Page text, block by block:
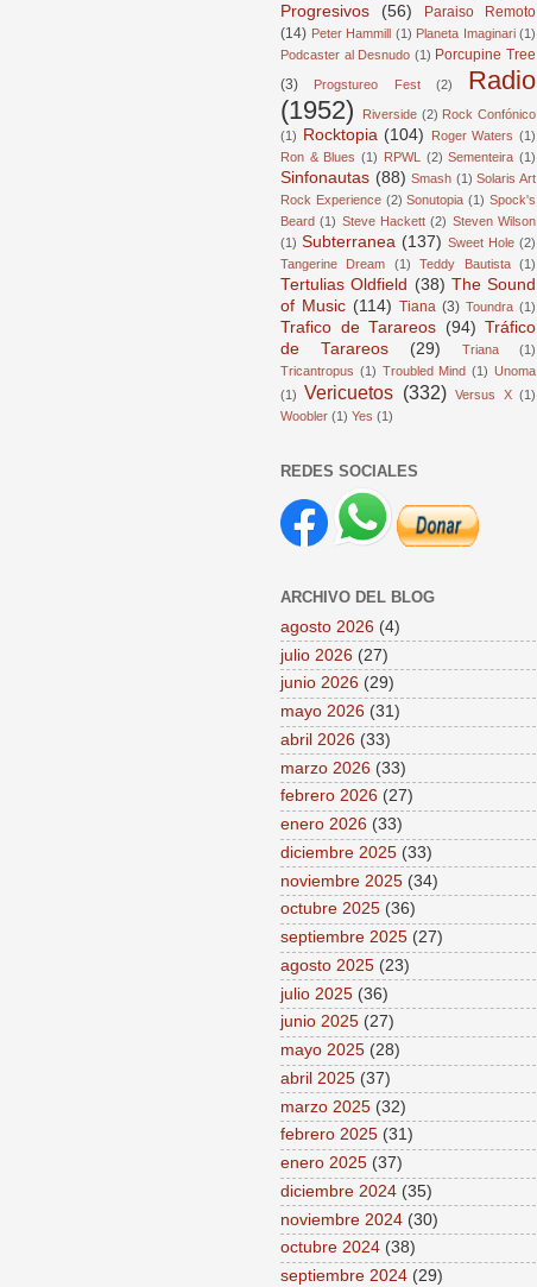
Progresivos
(56)
Paraiso Remoto
(14) Peter Hammill (1) Planeta Imaginari (1)
Podcaster al Desnudo (1) Porcupine Tree
(3)
Progstureo Fest (2)
Radio
(1952)
Riverside (2) Rock Confónico
(1) Rocktopia (104) Roger Waters (1)
Ron & Blues (1) RPWL (2) Sementeira (1)
Sinfonautas (88) Smash (1) Solaris Art
Rock Experience (2) Sonutopia (1) Spock's
Beard (1) Steve Hackett (2) Steven Wilson
(1) Subterranea (137) Sweet Hole (2)
Tangerine Dream
(1) Teddy Bautista (1)
Tertulias Oldfield (38) The Sound
of Music (114) Tiana (3) Toundra (1)
Trafico de Tarareos (94) Tráfico
de Tarareos
(29) Triana
(1)
Tricantropus (1) Troubled Mind (1) Unoma
(1)
Vericuetos (332) Versus X (1)
Woobler (1) Yes (1)
REDES SOCIALES
ARCHIVO DEL BLOG
agosto 2026 (4)
julio 2026 (27)
junio 2026 (29)
mayo 2026 (31)
abril 2026 (33)
marzo 2026 (33)
febrero 2026 (27)
enero 2026 (33)
diciembre 2025 (33)
noviembre 2025 (34)
octubre 2025 (36)
septiembre 2025 (27)
agosto 2025 (23)
julio 2025 (36)
junio 2025 (27)
mayo 2025 (28)
abril 2025 (37)
marzo 2025 (32)
febrero 2025 (31)
enero 2025 (37)
diciembre 2024 (35)
noviembre 2024 (30)
octubre 2024 (38)
septiembre 2024 (29)